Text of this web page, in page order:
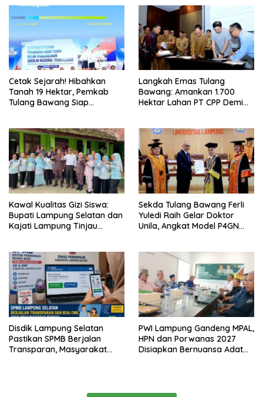
Cetak Sejarah! Hibahkan
Tanah 19 Hektar, Pemkab
Tulang Bawang Siap
Lampung
Langkah Emas Tulang
Bawang: Amankan 1.700
Hektar Lahan PT CPP Demi
Kawal Kualitas Gizi Siswa:
Bupati Lampung Selatan dan
Kajati Lampung Tinjau
Sekda Tulang Bawang Ferli
Yuledi Raih Gelar Doktor
Unila, Angkat Model P4GN
Disdik Lampung Selatan
Pastikan SPMB Berjalan
Transparan, Masyarakat
PWI Lampung Gandeng MPAL,
HPN dan Porwanas 2027
Disiapkan Bernuansa Adat